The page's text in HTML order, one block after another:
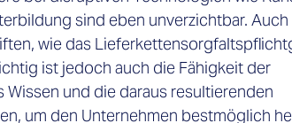
sind eben unverzichtbar. Auch
wie das
ist jedoch auch die Fähigkeit der
und die daraus resultierenden
um den Unternehmen bestmöglich